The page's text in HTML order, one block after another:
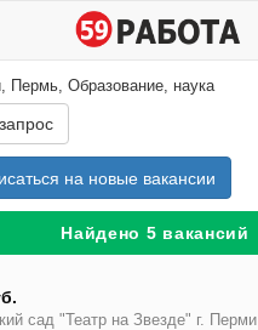
Пермь, Образование, наука
на новые вакансии
Найдено 5 вакансий
сад "Театр на Звезде" г. Перми